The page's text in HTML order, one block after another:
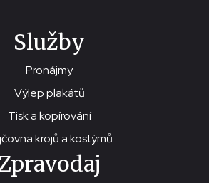
Služby
Pronájmy
Výlep plakátů
Tisk a kopírování
krojů a kostýmů